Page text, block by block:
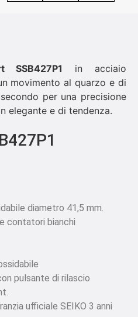
in acciaio
movimento al quarzo e di
per una precisione
elegante e di tendenza.
diametro 41,5 mm.
contatori bianchi
pulsante di rilascio
ufficiale SEIKO 3 anni